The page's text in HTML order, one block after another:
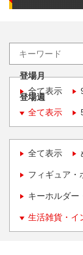
登場月
全て表示
登場週
全て表示
全て表示
フィギュア・
キーホルダー
生活雑貨・イ